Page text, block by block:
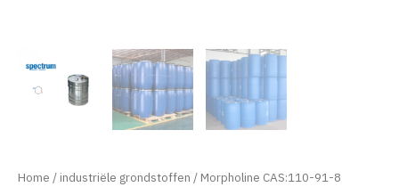
Home /industriële grondstoffen / Morpholine CAS:110-91-8